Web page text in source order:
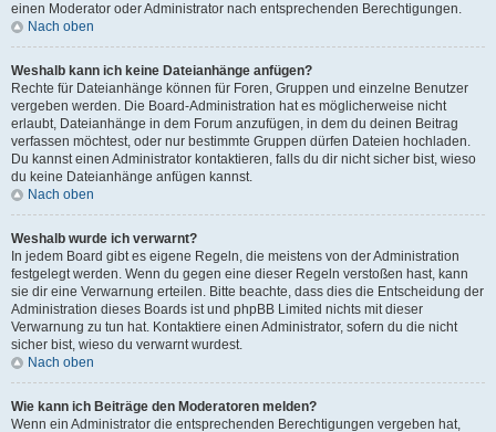
einen Moderator oder Administrator nach entsprechenden Berechtigungen.
Nach oben
Weshalb kann ich keine Dateianhänge anfügen?
Rechte für Dateianhänge können für Foren, Gruppen und einzelne Benutzer
vergeben werden. Die Board-Administration hat es möglicherweise nicht
erlaubt, Dateianhänge in dem Forum anzufügen, in dem du deinen Beitrag
verfassen möchtest, oder nur bestimmte Gruppen dürfen Dateien hochladen.
Du kannst einen Administrator kontaktieren, falls du dir nicht sicher bist, wieso
du keine Dateianhänge anfügen kannst.
Nach oben
Weshalb wurde ich verwarnt?
In jedem Board gibt es eigene Regeln, die meistens von der Administration
festgelegt werden. Wenn du gegen eine dieser Regeln verstoßen hast, kann
sie dir eine Verwarnung erteilen. Bitte beachte, dass dies die Entscheidung der
Administration dieses Boards ist und phpBB Limited nichts mit dieser
Verwarnung zu tun hat. Kontaktiere einen Administrator, sofern du die nicht
sicher bist, wieso du verwarnt wurdest.
Nach oben
Wie kann ich Beiträge den Moderatoren melden?
Wenn ein Administrator die entsprechenden Berechtigungen vergeben hat,